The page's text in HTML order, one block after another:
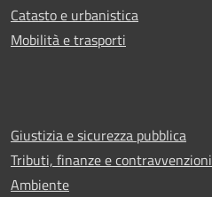
Catasto e urbanistica
Mobilità e trasporti
Giustizia e sicurezza pubblica
Tributi, finanze e contravvenzioni
Ambiente